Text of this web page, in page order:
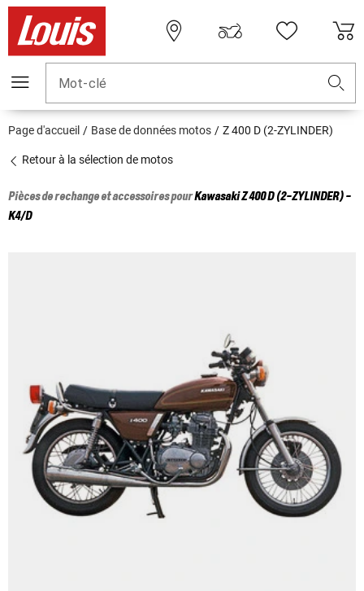
Mot-clé
Page d'accueil Base de données motos Z 400 D (2-ZYLINDER)
Retour à la sélection de motos
Pièces de rechange et accessoires pourKawasakiZ 400 D (2-ZYLINDER) -
K4/D